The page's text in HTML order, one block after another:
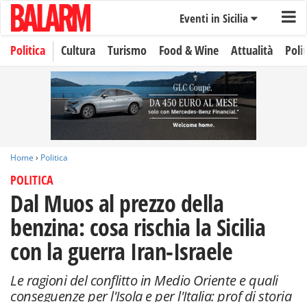
Eventi in Sicilia
Politica Cultura Turismo Food & Wine Attualità
Home › Politica
POLITICA
Dal Muos al prezzo della
benzina: cosa rischia la Sicilia
con la guerra Iran-Israele
Le ragioni del conflitto in Medio Oriente e quali
conseguenze per l'Isola e per l'Italia: prof di storia